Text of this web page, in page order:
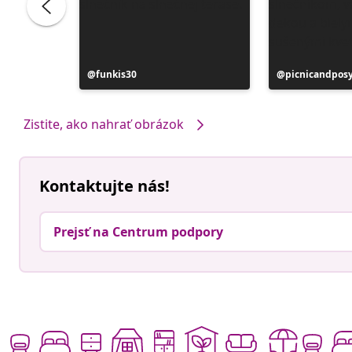
Príspevok
zverejnil
funkis30
Príspevok
zverejnil
Zistite, ako nahrať obrázok
Kontaktujte nás!
Prejsť na Centrum podpory